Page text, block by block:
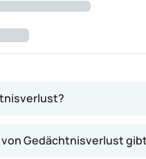
unterschieden.
von Gedächtnisverlust